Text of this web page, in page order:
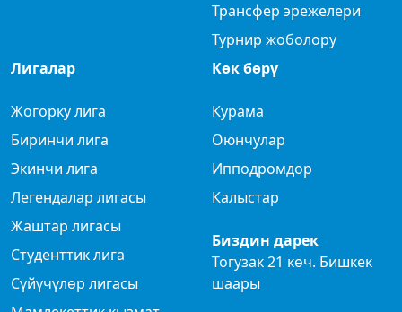
Трансфер эрежелери
Турнир жоболору
Лигалар
Жогорку лига
Биринчи лига
Экинчи лига
Легендалар лигасы
Жаштар лигасы
Студенттик лига
Сүйүчүлөр лигасы
Көк бөрү
Курама
Оюнчулар
Ипподромдор
Калыстар
Биздин дарек
Тогузак 21 көч. Бишкек
шаары